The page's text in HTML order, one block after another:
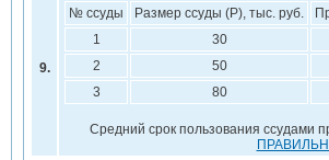
9.
№ ссуды
Размер ссуды (Р), тыс. руб.
1
30
2
50
3
80
Средний срок пользования ссудами